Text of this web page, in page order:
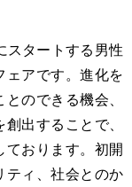
スタートする男性
ェアです。進化を
のできる機会、
出することで、
ております。初開
ティ、社会とのか